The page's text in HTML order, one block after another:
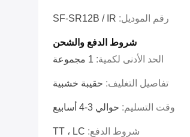
رقم الموديل: SF-SR12B / IR
شروط الدفع والشحن
الحد الأدنى لكمية: 1 مجموعة
تفاصيل التغليف: حقيبة خشبية
وقت التسليم: حوالي 3-4 أسابيع
شروط الدفع: TT ، LC